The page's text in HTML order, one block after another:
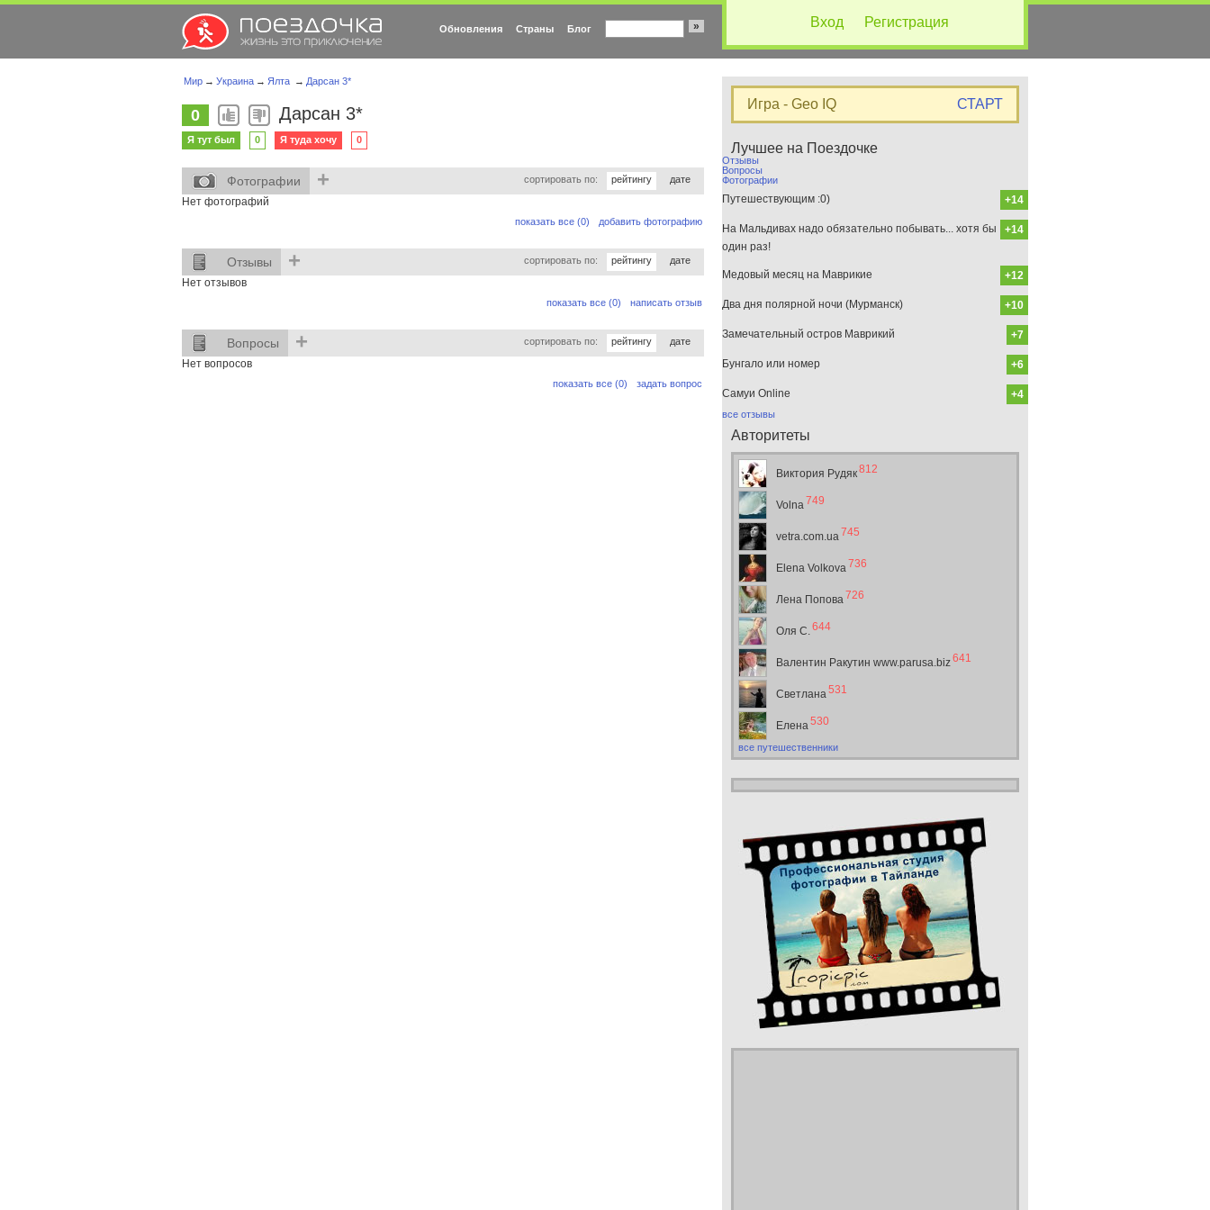
Вход Регистрация
Обновления Страны Блог »
Мир → Украина → Ялта → Дарсан 3*
0 Дарсан 3*
Я тут был 0 Я туда хочу 0
Фотографии + сортировать по: рейтингу дате
Нет фотографий
добавить фотографию
показать все (0)
Отзывы + сортировать по: рейтингу дате
Нет отзывов
написать отзыв
показать все (0)
Вопросы + сортировать по: рейтингу дате
Нет вопросов
задать вопрос
показать все (0)
Игра - Geo IQ СТАРТ
Лучшее на Поездочке
Отзывы
Вопросы
Фотографии
+14
Путешествующим :0)
+14
На Мальдивах надо обязательно побывать... хотя бы
один раз!
+12
Медовый месяц на Маврикие
+10
Два дня полярной ночи (Мурманск)
+7
Замечательный остров Маврикий
+6
Бунгало или номер
+4
Самуи Online
все отзывы
Авторитеты
Виктория Рудяк812
Volna749
vetra.com.ua745
Elena Volkova736
Лена Попова726
Оля С.644
Валентин Ракутин www.parusa.biz641
Светлана531
Елена530
все путешественники